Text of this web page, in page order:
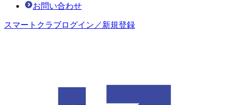
お問い合わせ
スマートクラブログイン／新規登録